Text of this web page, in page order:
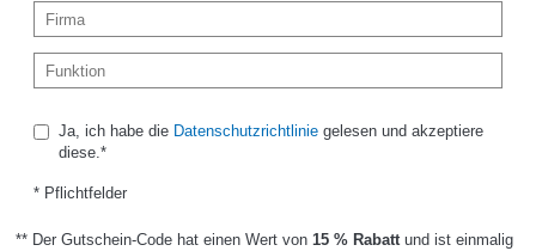
Ja, ich habe die Datenschutzrichtliniegelesen und akzeptiere
diese.*
* Pflichtfelder
** Der Gutschein-Code hat einen Wert von 15 % Rabatt und ist einmalig